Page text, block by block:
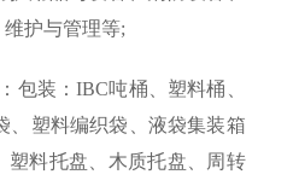
护与管理等;
包装：IBC吨桶、塑料桶、
、塑料编织袋、液袋集装箱
塑料托盘、木质托盘、周转